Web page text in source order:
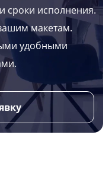
сроки исполнения.
макетам.
удобными